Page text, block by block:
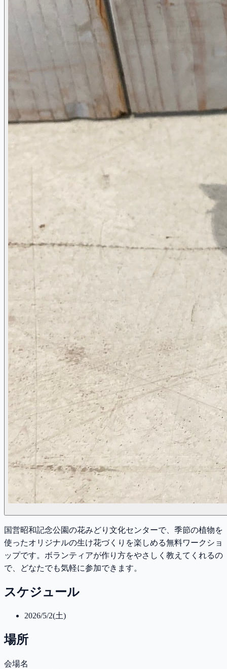
国営昭和記念公園の花みどり文化センターで、季節の植物を
使ったオリジナルの生け花づくりを楽しめる無料ワークショ
ップです。ボランティアが作り方をやさしく教えてくれるの
で、どなたでも気軽に参加できます。
スケジュール
2026/5/2(土)
場所
会場名